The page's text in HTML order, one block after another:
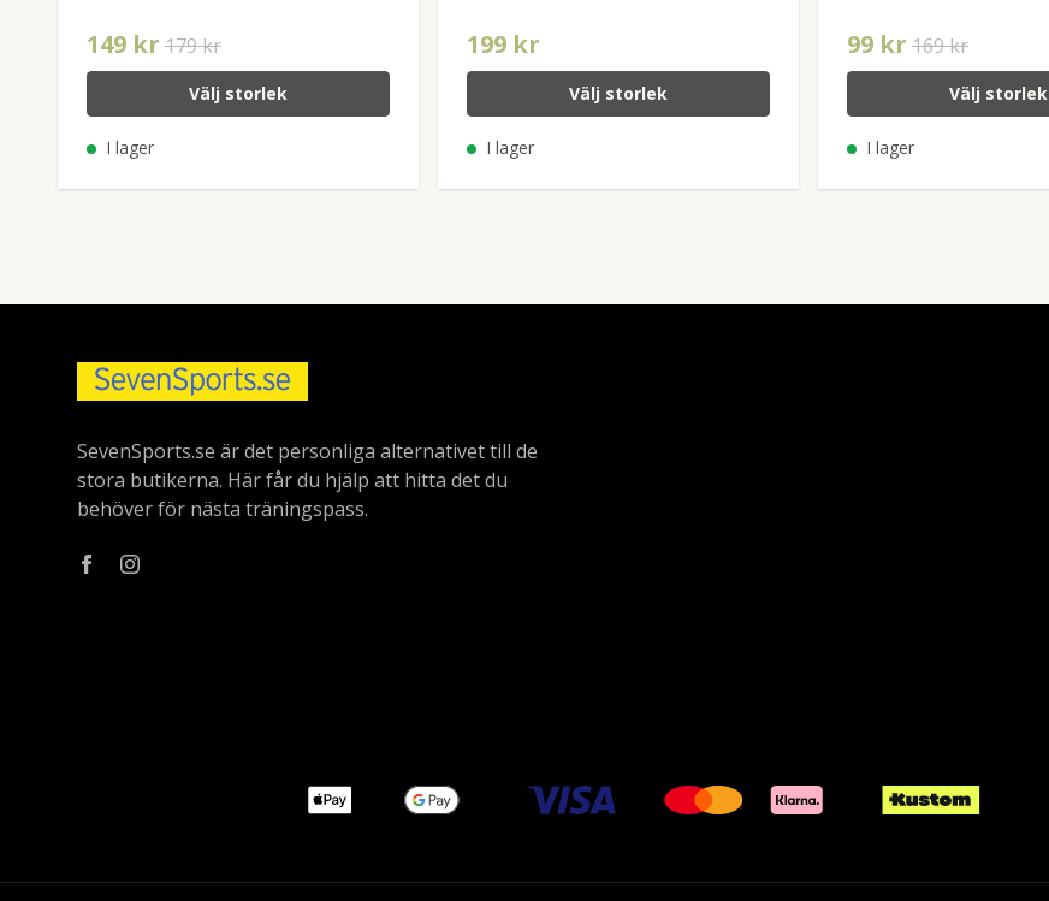
149 kr 179 kr
Välj storlek
I lager
199 kr
Välj storlek
I lager
99 kr 169 kr
Välj storlek
I lager
SevenSports.se är det personliga alternativet till de
stora butikerna. Här får du hjälp att hitta det du
behöver för nästa träningspass.